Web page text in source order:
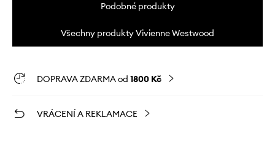
Podobné produkty
Všechny produkty Vivienne Westwood
DOPRAVA ZDARMA od 1800 Kč
VRÁCENÍ A REKLAMACE